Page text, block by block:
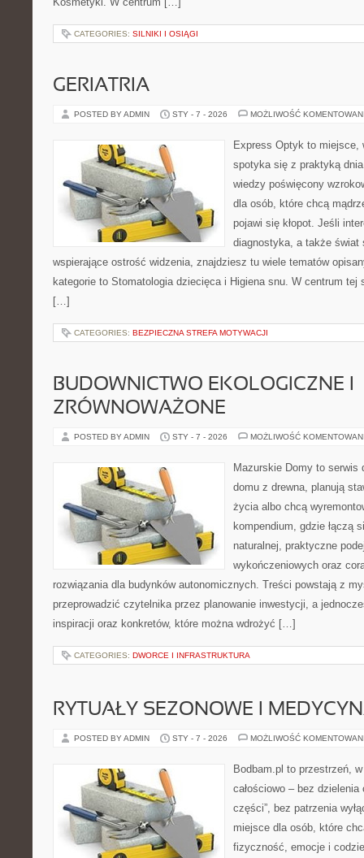
CATEGORIES: SILNIKI I OSIĄGI
GERIATRIA
POSTED BY ADMIN STY - 7 - 2026 MOŻLIWOŚĆ
Express Optyk to miejsce,
spotyka się z praktyką
wiedzy poświęcony
dla osób, które chcą
pojawi się kłopot. Jeśli
diagnostyka, a także świat
wspierające ostrość widzenia, znajdziesz tu wiele tematów
kategorie to Stomatologia dziecięca i Higiena snu. W centrum
[…]
CATEGORIES: BEZPIECZNA STREFA MOTYWACJI
BUDOWNICTWO EKOLOGICZNE I
ZRÓWNOWAŻONE
POSTED BY ADMIN STY - 7 - 2026 MOŻLIWOŚĆ
Mazurskie Domy to serwis
domu z drewna, planują
życia albo chcą
kompendium, gdzie łączą
naturalnej, praktyczne
wykończeniowych oraz
rozwiązania dla budynków autonomicznych. Treści powstają z
przeprowadzić czytelnika przez planowanie inwestycji, a
inspiracji oraz konkretów, które można wdrożyć […]
CATEGORIES: DWORCE I INFRASTRUKTURA
RYTUAŁY SEZONOWE I
POSTED BY ADMIN STY - 7 - 2026 MOŻLIWOŚĆ
Bodbam.pl to przestrzeń,
całościowo – bez dzielenia
części”, bez patrzenia
miejsce dla osób, które
fizyczność, emocje i